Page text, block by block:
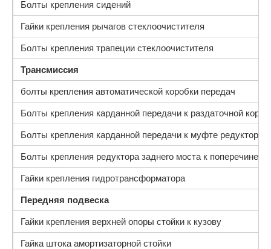
Болты крепления сидений
Гайки крепления рычагов стеклоочистителя
Болты крепления трапеции стеклоочистителя
Трансмиссия
болты крепления автоматической коробки передач
Болты крепления карданной передачи к раздаточной
Болты крепления карданной передачи к муфте редуктора
Болты крепления редуктора заднего моста к поперечине
Гайки крепления гидротрансформатора
Передняя подвеска
Гайки крепления верхней опоры стойки к кузову
Гайка штока амортизаторной стойки